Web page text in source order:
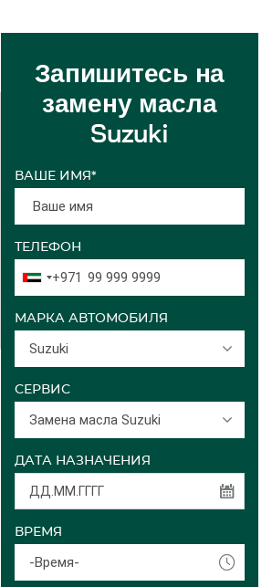
Запишитесь на
замену масла
Suzuki
ВАШЕ ИМЯ*
ТЕЛЕФОН
+971
МАРКА АВТОМОБИЛЯ
Suzuki
СЕРВИС
Замена масла Suzuki
ДАТА НАЗНАЧЕНИЯ
ВРЕМЯ
-Время-